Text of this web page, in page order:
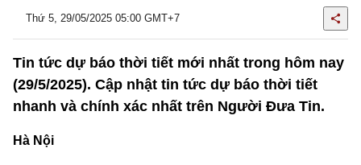
Thứ 5, 29/05/2025 05:00 GMT+7
Tin tức dự báo thời tiết mới nhất trong hôm nay
(29/5/2025). Cập nhật tin tức dự báo thời tiết
nhanh và chính xác nhất trên Người Đưa Tin.
Hà Nội